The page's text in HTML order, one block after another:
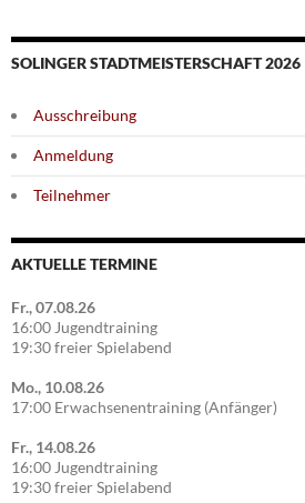
SOLINGER STADTMEISTERSCHAFT 2026
Ausschreibung
Anmeldung
Teilnehmer
AKTUELLE TERMINE
Fr., 07.08.26
16:00 Jugendtraining
19:30 freier Spielabend
Mo., 10.08.26
17:00 Erwachsenentraining (Anfänger)
Fr., 14.08.26
16:00 Jugendtraining
19:30 freier Spielabend